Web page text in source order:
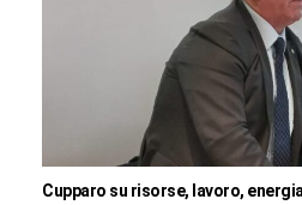
Cupparo su risorse, lavoro,